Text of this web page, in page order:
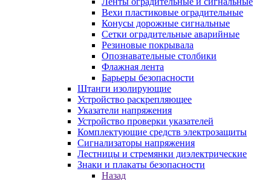
Вехи пластиковые оградительные
Конусы дорожные сигнальные
Сетки оградительные аварийные
Резиновые покрывала
Опознавательные столбики
Флажная лента
Барьеры безопасности
Штанги изолирующие
Устройство раскрепляющее
Указатели напряжения
Устройство проверки указателей
Комплектующие средств электрозащиты
Сигнализаторы напряжения
Лестницы и стремянки диэлектрические
Знаки и плакаты безопасности
Назад